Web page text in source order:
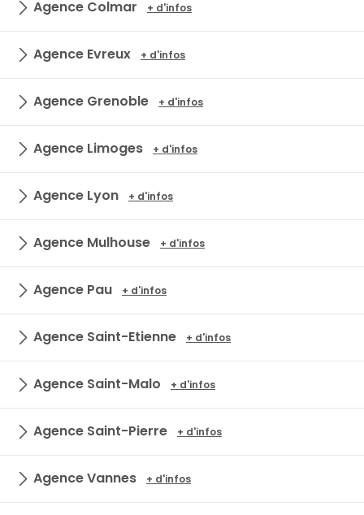
Agence Colmar + d'infos
Agence Evreux + d'infos
Agence Grenoble + d'infos
Agence Limoges + d'infos
Agence Lyon + d'infos
Agence Mulhouse + d'infos
Agence Pau + d'infos
Agence Saint-Etienne + d'infos
Agence Saint-Malo + d'infos
Agence Saint-Pierre + d'infos
Agence Vannes + d'infos